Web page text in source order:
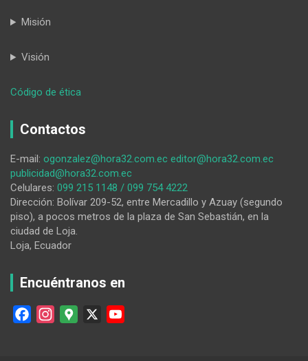
Misión
Visión
Código de ética
Saraguro
cuenta
con
la
Casa
del
Contactos
E-mail: ogonzalez@hora32.com.ec editor@hora32.com.ec
publicidad@hora32.com.ec
Celulares: 099 215 1148 / 099 754 4222
Dirección: Bolívar 209-52, entre Mercadillo y Azuay (segundo
piso), a pocos metros de la plaza de San Sebastián, en la
ciudad de Loja.
Loja, Ecuador
Encuéntranos en